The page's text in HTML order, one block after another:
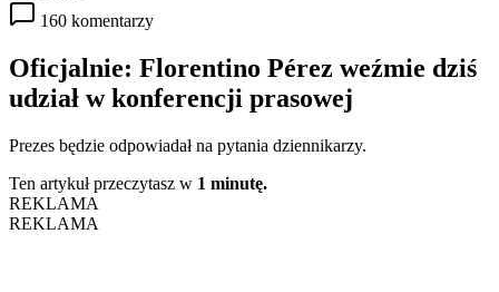
160 komentarzy
Oficjalnie: Florentino Pérez weźmie dziś
udział w konferencji prasowej
Prezes będzie odpowiadał na pytania dziennikarzy.
Ten artykuł przeczytasz w 1 minutę.
REKLAMA
REKLAMA